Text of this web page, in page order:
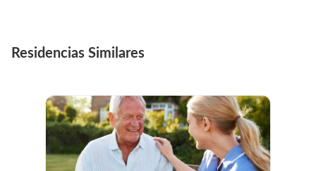
Residencias Similares